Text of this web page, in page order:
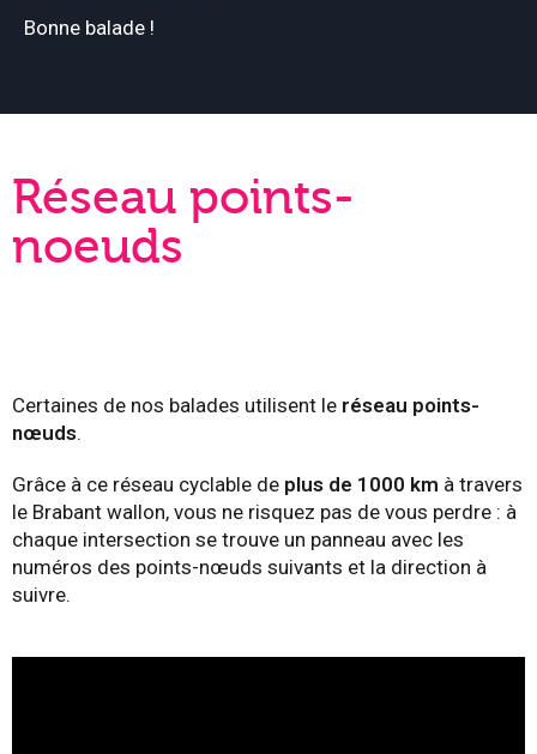
Bonne balade !
Réseau points-
noeuds
Certaines de nos balades utilisent le réseau points-
nœuds.
Grâce à ce réseau cyclable de plus de 1000 km à travers
le Brabant wallon, vous ne risquez pas de vous perdre : à
chaque intersection se trouve un panneau avec les
numéros des points-nœuds suivants et la direction à
suivre.